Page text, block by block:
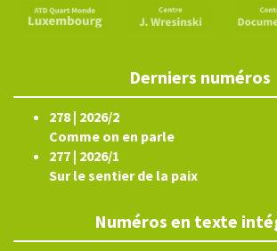
Derniers numéros
278 | 2026/2
Comme on en parle
277 | 2026/1
Sur le sentier de la paix
Numéros en texte